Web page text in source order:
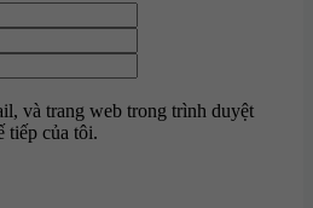
và trang web trong trình duyệt
tiếp của tôi.